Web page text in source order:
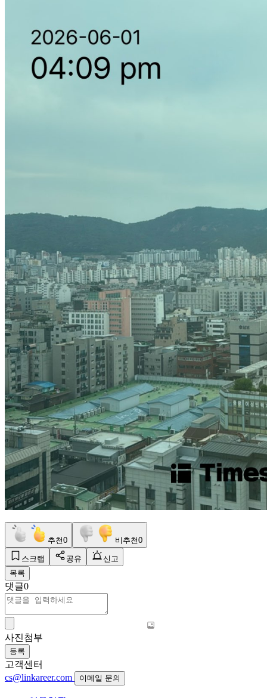
추천0 비추천0
스크랩 공유
신고
목록
댓글0
사진첨부
등록
고객센터
cs@linkareer.com
이메일 문의